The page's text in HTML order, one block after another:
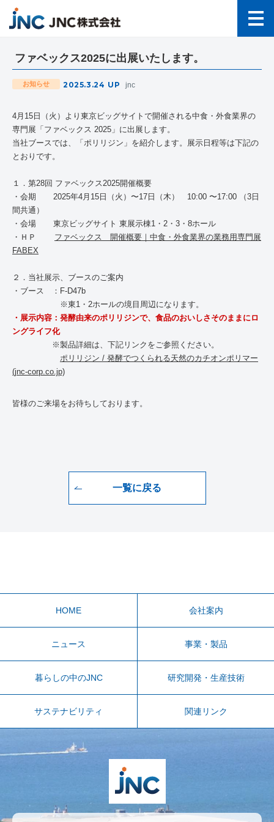
ファベックス2025に出展いたします。
お知らせ 2025.3.24 UP jnc
4月 15 日（火）より東京ビッグサイトで開催される中食・外食業界の
専門展「ファベックス 2025 」に出展します。
当社ブースでは、「ポリリジン」を紹介します。展示日程等は下記の
とおりです。
１．第28回 ファベックス2025開催概要
・会期 2025年4月 15 日（火）〜17 日（木） 10:00 〜17:00 （3 日
間共通）
・会場
東京ビッグサイト 東展示棟1・2・3・8ホール
・ＨＰ ファベックス 開催概要｜中食・外食業界の業務用専門展
FABEX
２．当社展示、ブースのご案内
・ブース ： F-D47b
※東1・2ホールの境目周辺になります。
・展示内容：発酵由来のポリリジンで、食品のおいしさそのままにロ
ングライフ化
※製品詳細は、下記リンクをご参照ください。
ポリリジン / 発酵でつくられる天然のカチオンポリマー
(jnc-corp.co.jp)
皆様のご来場をお待ちしております。
一覧に戻る
HOME 会社案内
ニュース 事業・製品
暮らしの中のJNC 研究開発・生産技術
サステナビリティ 関連リンク